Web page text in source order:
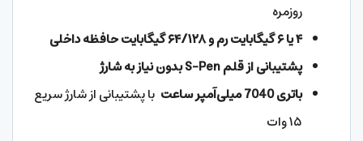
روزمره
۴ یا ۶ گیگابایت رم و ۶۴/۱۲۸ گیگابایت حافظه داخلی
پشتیبانی از قلم S-Pen بدون نیاز به شارژ
باتری 7040 میلی‌آمپر ساعت
با پشتیبانی از شارژ سریع
۱۵ وات